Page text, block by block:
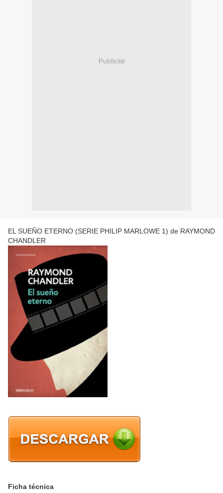
Publicité
EL SUEÑO ETERNO (SERIE PHILIP MARLOWE 1) de RAYMOND
CHANDLER
Ficha técnica